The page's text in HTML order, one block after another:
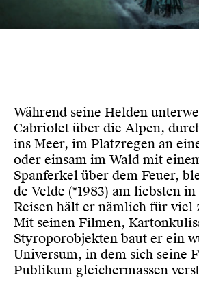
Während seine Helden
Cabriolet über die Alpen,
ins Meer, im Platzregen an
oder einsam im Wald mit
Spanferkel über dem Feuer,
de Velde (*1983) am liebsten
Reisen hält er nämlich für viel
Mit seinen Filmen,
Styroporobjekten baut er ein
Universum, in dem sich seine
Publikum gleichermassen